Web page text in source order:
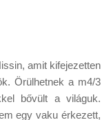
amit kifejezetten
Örülhetnek a m4/3
bővült a világuk.
egy vaku érkezett,